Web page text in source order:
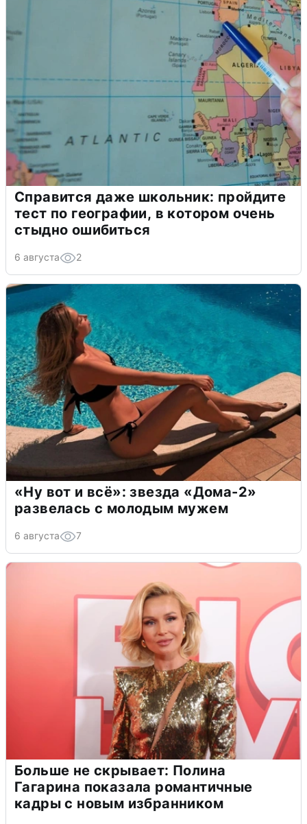
Справится даже школьник: пройдите
тест по географии, в котором очень
стыдно ошибиться
6 августа 2
«Ну вот и всё»: звезда «Дома-2»
развелась с молодым мужем
6 августа 7
Больше не скрывает: Полина
Гагарина показала романтичные
кадры с новым избранником